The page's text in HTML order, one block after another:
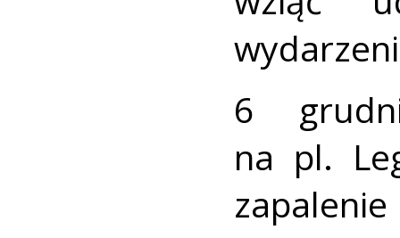
6
na pl.